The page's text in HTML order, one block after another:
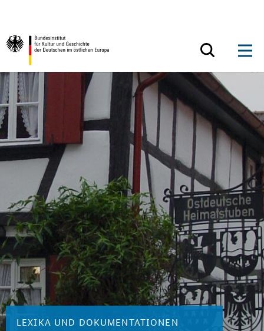
Zurück zur Startseite
LEXIKA UND DOKUMENTATIONEN